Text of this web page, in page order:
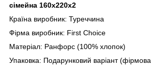
сімейна 160х220х2
Країна виробник: Туреччина
Фірма виробник: First Сhoice
Матеріал: Ранфорс (100% хлопок)
Упаковка: Подарунковий варіант